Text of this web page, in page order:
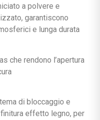
a polvere e
garantiscono
e lunga durata
che rendono l’apertura
di bloccaggio e
effetto legno, per